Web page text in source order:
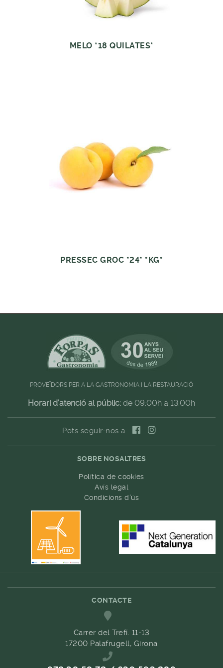
MELO *18 QUILATES*
PRESSEC GROC *24* *KG*
PROVEÏDORS PER A LA GASTRONOMIA I LA RESTAURACIÓ
Horari d'atenció al públic: de 09:00h a 13:00h
Pots seguir-nos a
SOBRE NOSALTRES
Política de cookies
Avís legal
Condicions d'ús
CONTACTE
Carrer del Trefí. 11-13
17200 Palafrugell, Girona